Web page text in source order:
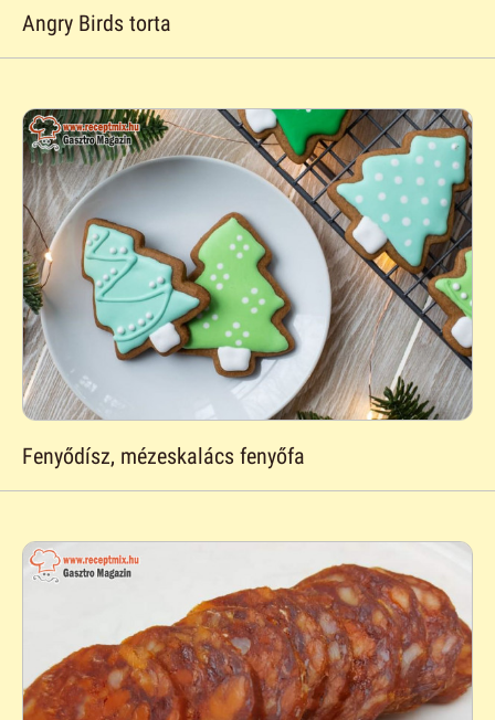
Angry Birds torta
Fenyődísz, mézeskalács fenyőfa